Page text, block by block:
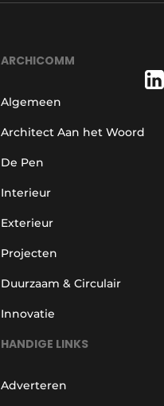
ARCHICOMM
Algemeen
Architect Aan het Woord
De Pen
Interieur
Exterieur
Projecten
Duurzaam & Circulair
Innovatie
HANDIGE LINKS
Adverteren